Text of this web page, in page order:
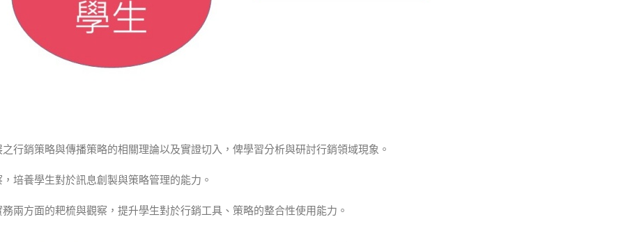
行銷策略與傳播策略的相關理論以及實證切入，俾學習分析與研討行銷領域現象。
培養學生對於訊息創製與策略管理的能力。
兩方面的耙梳與觀察，提升學生對於行銷工具、策略的整合性使用能力。